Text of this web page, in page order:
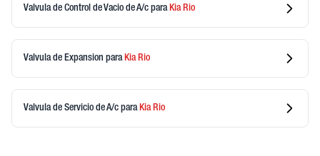
Valvula de Control de Vacio de A/c para KiaRio
Valvula de Expansion para KiaRio
Valvula de Servicio de A/c para KiaRio